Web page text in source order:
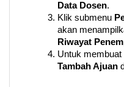
Data Dosen.
Klik submenu
akan
Riwayat
Untuk membuat
Tambah Ajuan